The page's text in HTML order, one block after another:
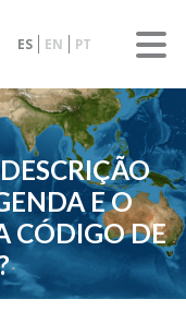
ES EN PT
E O
CÓDIGO DE